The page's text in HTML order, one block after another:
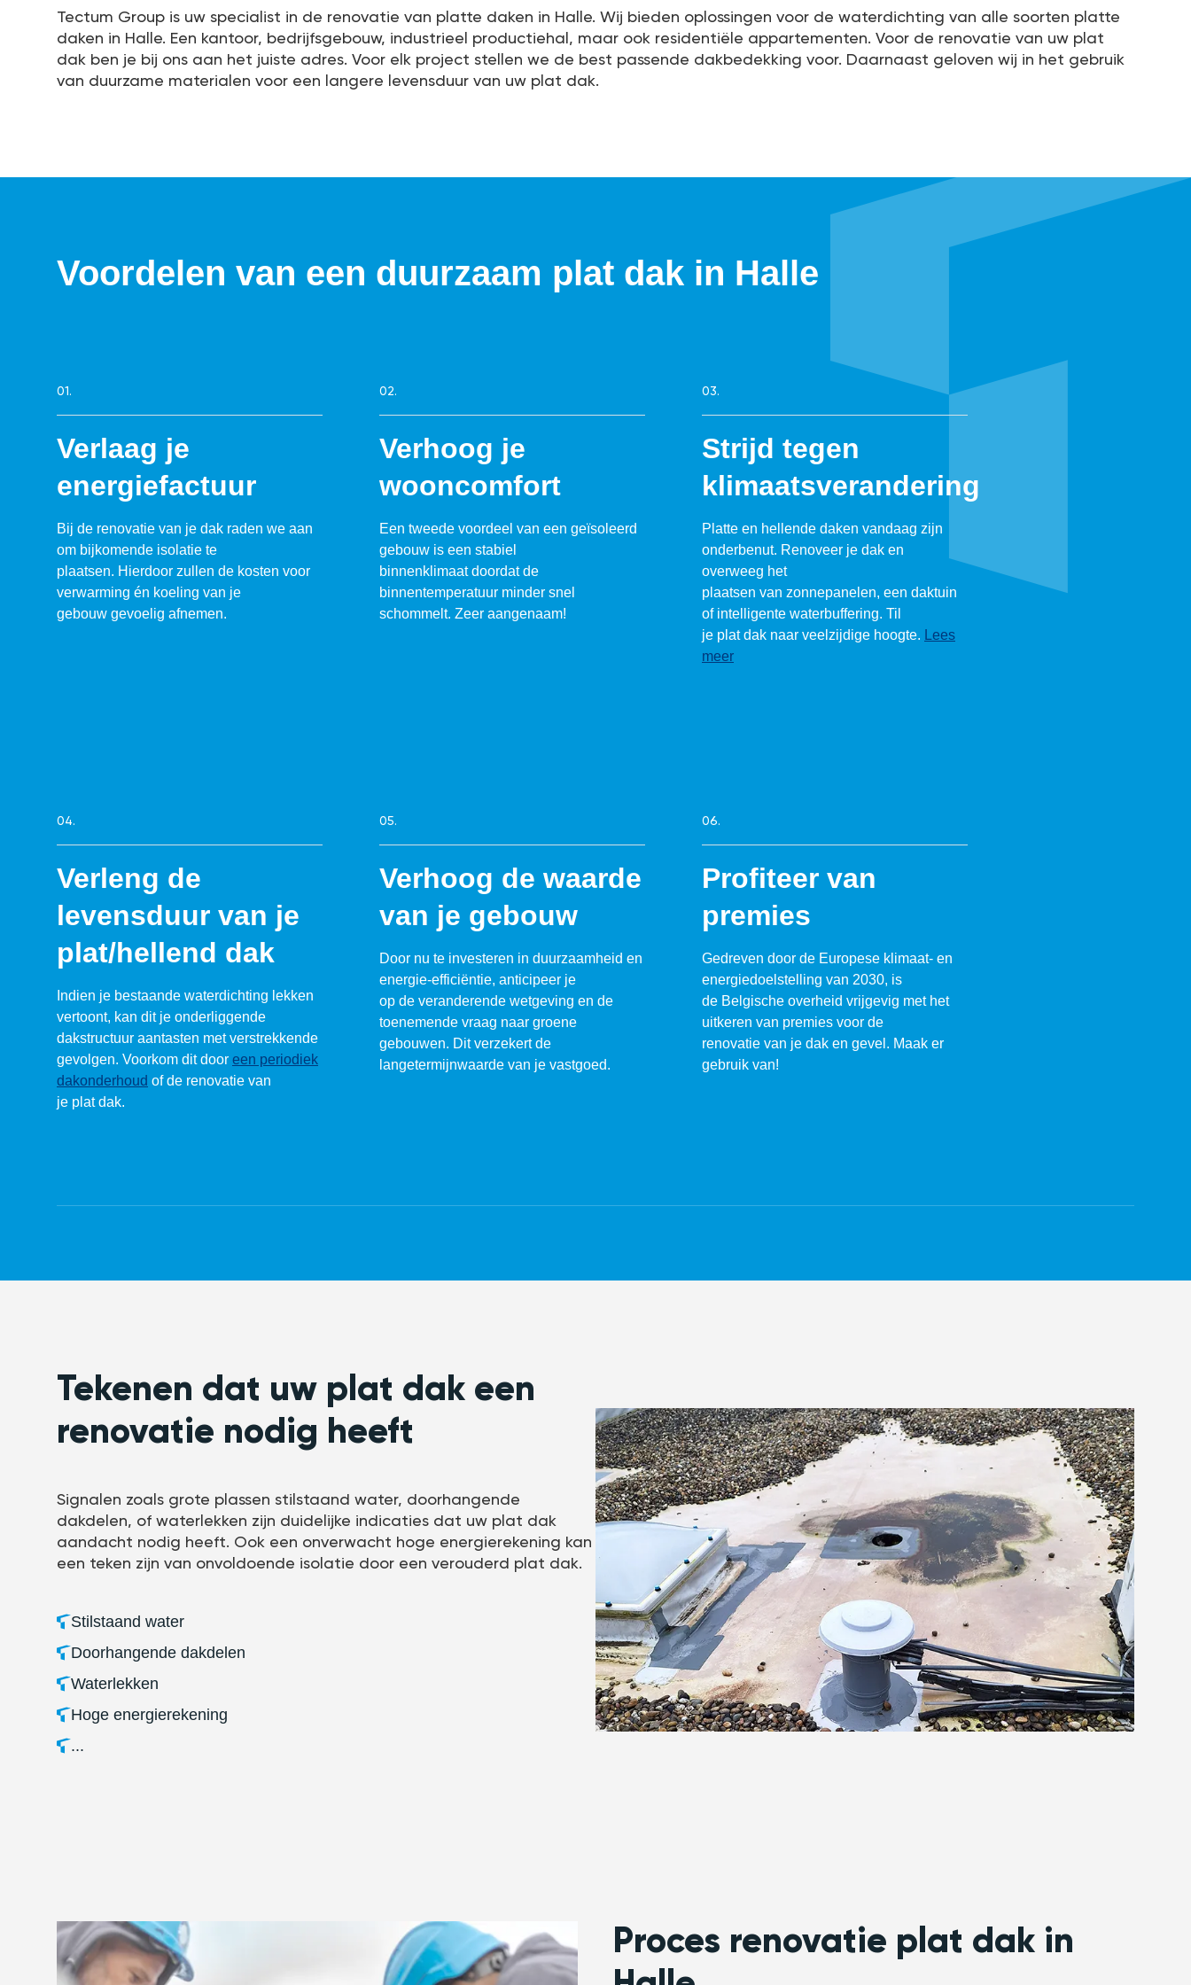
Tectum Group is uw specialist in de renovatie van platte daken in Halle. Wij bieden oplossingen voor de waterdichting van alle soorten platte
daken in Halle. Een kantoor, bedrijfsgebouw, industrieel productiehal, maar ook residentiële appartementen. Voor de renovatie van uw plat
dak ben je bij ons aan het juiste adres. Voor elk project stellen we de best passende dakbedekking voor. Daarnaast geloven wij in het gebruik
van duurzame materialen voor een langere levensduur van uw plat dak.
Voordelen van een duurzaam plat dak in Halle
01.
Verlaag je
energiefactuur
Bij de renovatie van je dak raden we aan
om bijkomende isolatie te
plaatsen. Hierdoor zullen de kosten voor
verwarming én koeling van je
gebouw gevoelig afnemen.
02.
Verhoog je
wooncomfort
Een tweede voordeel van een geïsoleerd
gebouw is een stabiel
binnenklimaat doordat de
binnentemperatuur minder snel
schommelt. Zeer aangenaam!
03.
Strijd tegen
klimaatsverandering
Platte en hellende daken vandaag zijn
onderbenut. Renoveer je dak en
overweeg het
plaatsen van zonnepanelen, een daktuin
of intelligente waterbuffering. Til
je plat dak naar veelzijdige hoogte.
Lees
meer
04.
Verleng de
levensduur van je
plat/hellend dak
Indien je bestaande waterdichting lekken
vertoont, kan dit je onderliggende
dakstructuur aantasten met verstrekkende
gevolgen. Voorkom dit door een periodiek
dakonderhoud of de renovatie van
je plat dak.
05.
Verhoog de waarde
van je gebouw
Door nu te investeren in duurzaamheid en
energie-efficiëntie, anticipeer je
op de veranderende wetgeving en de
toenemende vraag naar groene
gebouwen. Dit verzekert de
langetermijnwaarde van je vastgoed.
06.
Profiteer van
premies
Gedreven door de Europese klimaat- en
energiedoelstelling van 2030, is
de Belgische overheid vrijgevig met het
uitkeren van premies voor de
renovatie van je dak en gevel. Maak er
gebruik van!
Tekenen dat uw plat dak een
renovatie nodig heeft
Signalen zoals grote plassen stilstaand water, doorhangende
dakdelen, of waterlekken zijn duidelijke indicaties dat uw plat dak
aandacht nodig heeft. Ook een onverwacht hoge energierekening kan
een teken zijn van onvoldoende isolatie door een verouderd plat dak.
Stilstaand water
Doorhangende dakdelen
Waterlekken
Hoge energierekening
...
Proces renovatie plat dak in